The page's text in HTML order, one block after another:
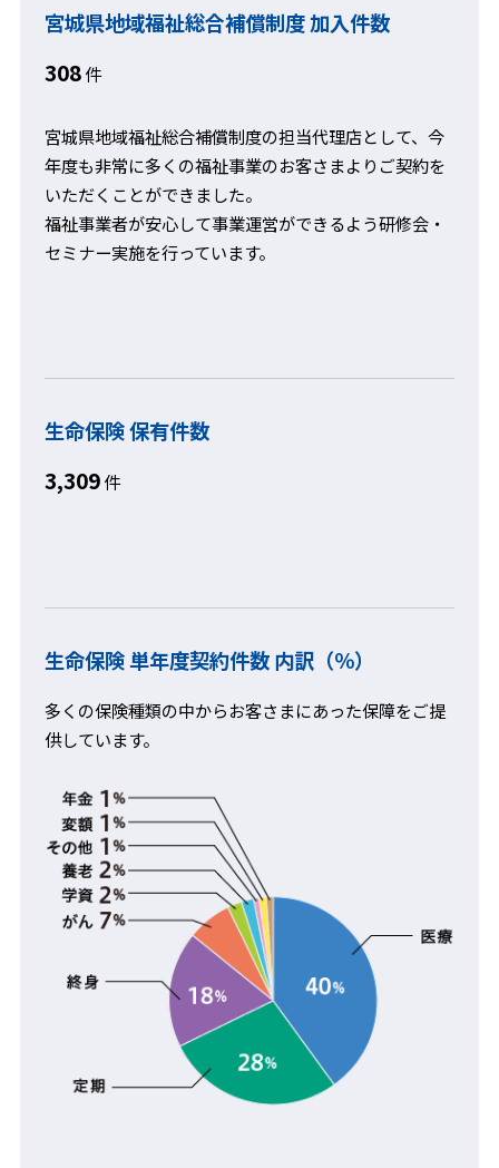
宮城県地域福祉総合補償制度 加入件数
308件
宮城県地域福祉総合補償制度の担当代理店として、今
年度も非常に多くの福祉事業のお客さまよりご契約を
いただくことができました。
福祉事業者が安心して事業運営ができるよう研修会・
セミナー実施を行っています。
生命保険 保有件数
3,309件
生命保険 単年度契約件数 内訳（％）
多くの保険種類の中からお客さまにあった保障をご提
供しています。